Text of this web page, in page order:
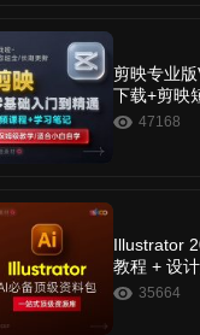
剪映专业
下载+剪映
程 47168
Illustrator
教程 + 设
c） 35664